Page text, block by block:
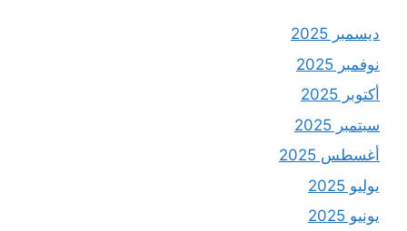
ديسمبر 2025
نوفمبر 2025
أكتوبر 2025
سبتمبر 2025
أغسطس 2025
يوليو 2025
يونيو 2025